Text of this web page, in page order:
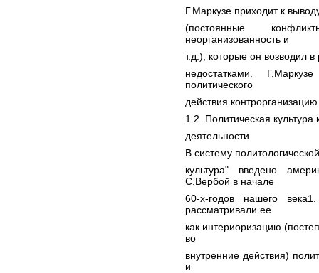
Г.Маркузе приходит к
(постоянные
неорганизованность и
т.д.), которые он возводил в
недостатками.
политического
действия
1.2. Политическая
деятельности
В систему
культура" введено
С.Вербой в начале
60-х-годов нашего
рассматривали ее
как интериоризацию
во
внутренние действия)
и